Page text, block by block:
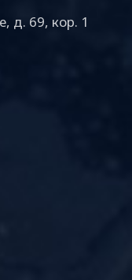
д. 69, кор. 1